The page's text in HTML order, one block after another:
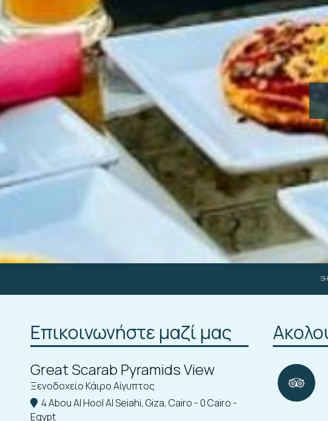
Επικοινωνήστε μαζί μας
Great Scarab Pyramids View
Ξενοδοχείο Κάιρο Αίγυπτος
4 Abou Al Hool Al Seiahi, Giza, Cairo - 0 Cairo -
Egypt